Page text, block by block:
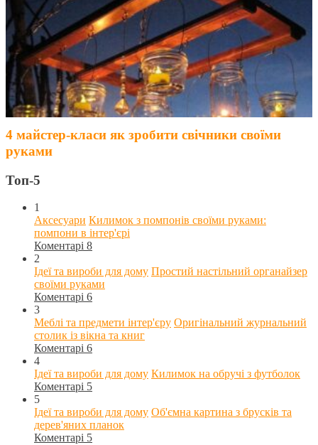
4 майстер-класи як зробити свічники своїми
руками
Топ-5
1
Аксесуари Килимок з помпонів своїми руками:
помпони в інтер'єрі
Коментарі 8
2
Ідеї та вироби для дому Простий настільний органайзер
своїми руками
Коментарі 6
3
Меблі та предмети інтер'єру Оригінальний журнальний
столик із вікна та книг
Коментарі 6
4
Ідеї та вироби для дому Килимок на обручі з футболок
Коментарі 5
5
Ідеї та вироби для дому Об'ємна картина з брусків та
дерев'яних планок
Коментарі 5